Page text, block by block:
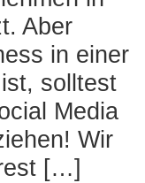
Aber
in einer
solltest
Media
Wir
[…]